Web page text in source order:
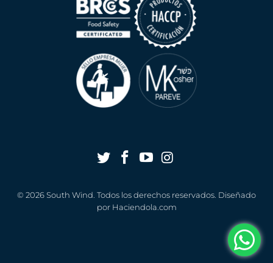
© 2026South Wind . Todos los derechos reservados. Diseñado
por Haciendola.com